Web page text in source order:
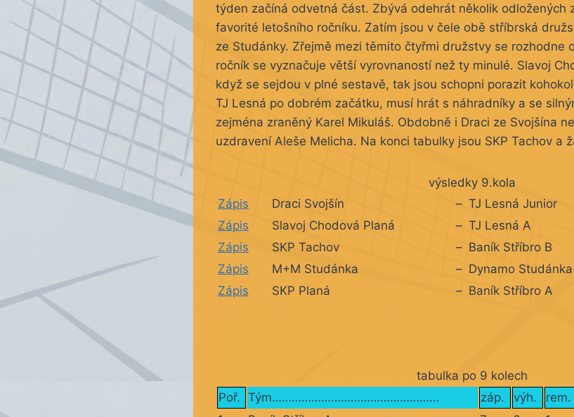
týden začíná odvetná část. Zbývá odehrát několik odložených
favorité letošního ročníku. Zatím jsou v čele obě stříbrská
ze Studánky. Zřejmě mezi těmito čtyřmi družstvy se rozhodne
ročník se vyznačuje větší vyrovnaností než ty minulé. Slavoj
když se sejdou v plné sestavě, tak jsou schopni porazit
TJ Lesná po dobrém začátku, musí hrát s náhradníky a se
zejména zraněný Karel Mikuláš. Obdobně i Draci ze Svojšína
uzdravení Aleše Melicha. Na konci tabulky jsou SKP Tachov a
výsledky 9.kola
Zápis
Draci Svojšín – TJ Lesná Junior
Zápis
Slavoj Chodová Planá – TJ Lesná A
Zápis
SKP Tachov – Baník Stříbro B
Zápis
M+M Studánka – Dynamo Studánka
Zápis
SKP Planá – Baník Stříbro A
tabulka po 9 kolech
Poř. Tým…………………………………………… záp. výh. rem.